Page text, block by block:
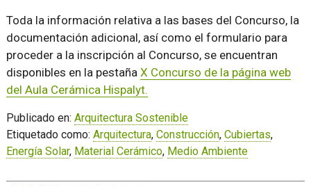
Toda la información relativa a las bases del Concurso, la
documentación adicional, así como el formulario para
proceder a la inscripción al Concurso, se encuentran
disponibles en la pestaña X Concurso de la página web
del Aula Cerámica Hispalyt.
Publicado en: Arquitectura Sostenible
Etiquetado como: Arquitectura, Construcción, Cubiertas,
Energía Solar, Material Cerámico, Medio Ambiente